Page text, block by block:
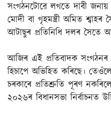
সংগঠনটোৱে লগতে দাবী জনায়
মোদী বা গৃহমন্ত্ৰী অমিত শ্বাহৰ
আটাছুৰ প্ৰতিনিধি দলৰ সৈতে
আজিৰ এই প্ৰতিবাদক সংগঠনৰ
হিচাপে অভিহিত কৰিছে।
চৰকাৰে প্ৰতিশ্ৰুতি পূৰণ
২০২৬ৰ বিধানসভা নিৰ্বাচনত